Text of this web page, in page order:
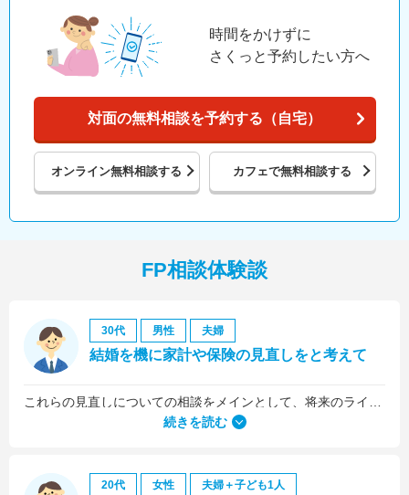
時間をかけずに
さくっと予約したい方へ
対面の無料相談を予約する（自宅）
オンライン無料相談する カフェで無料相談する
FP相談体験談
30代 男性 夫婦
結婚を機に家計や保険の見直しをと考えて
続きを読む
20代 女性 夫婦＋子ども1人